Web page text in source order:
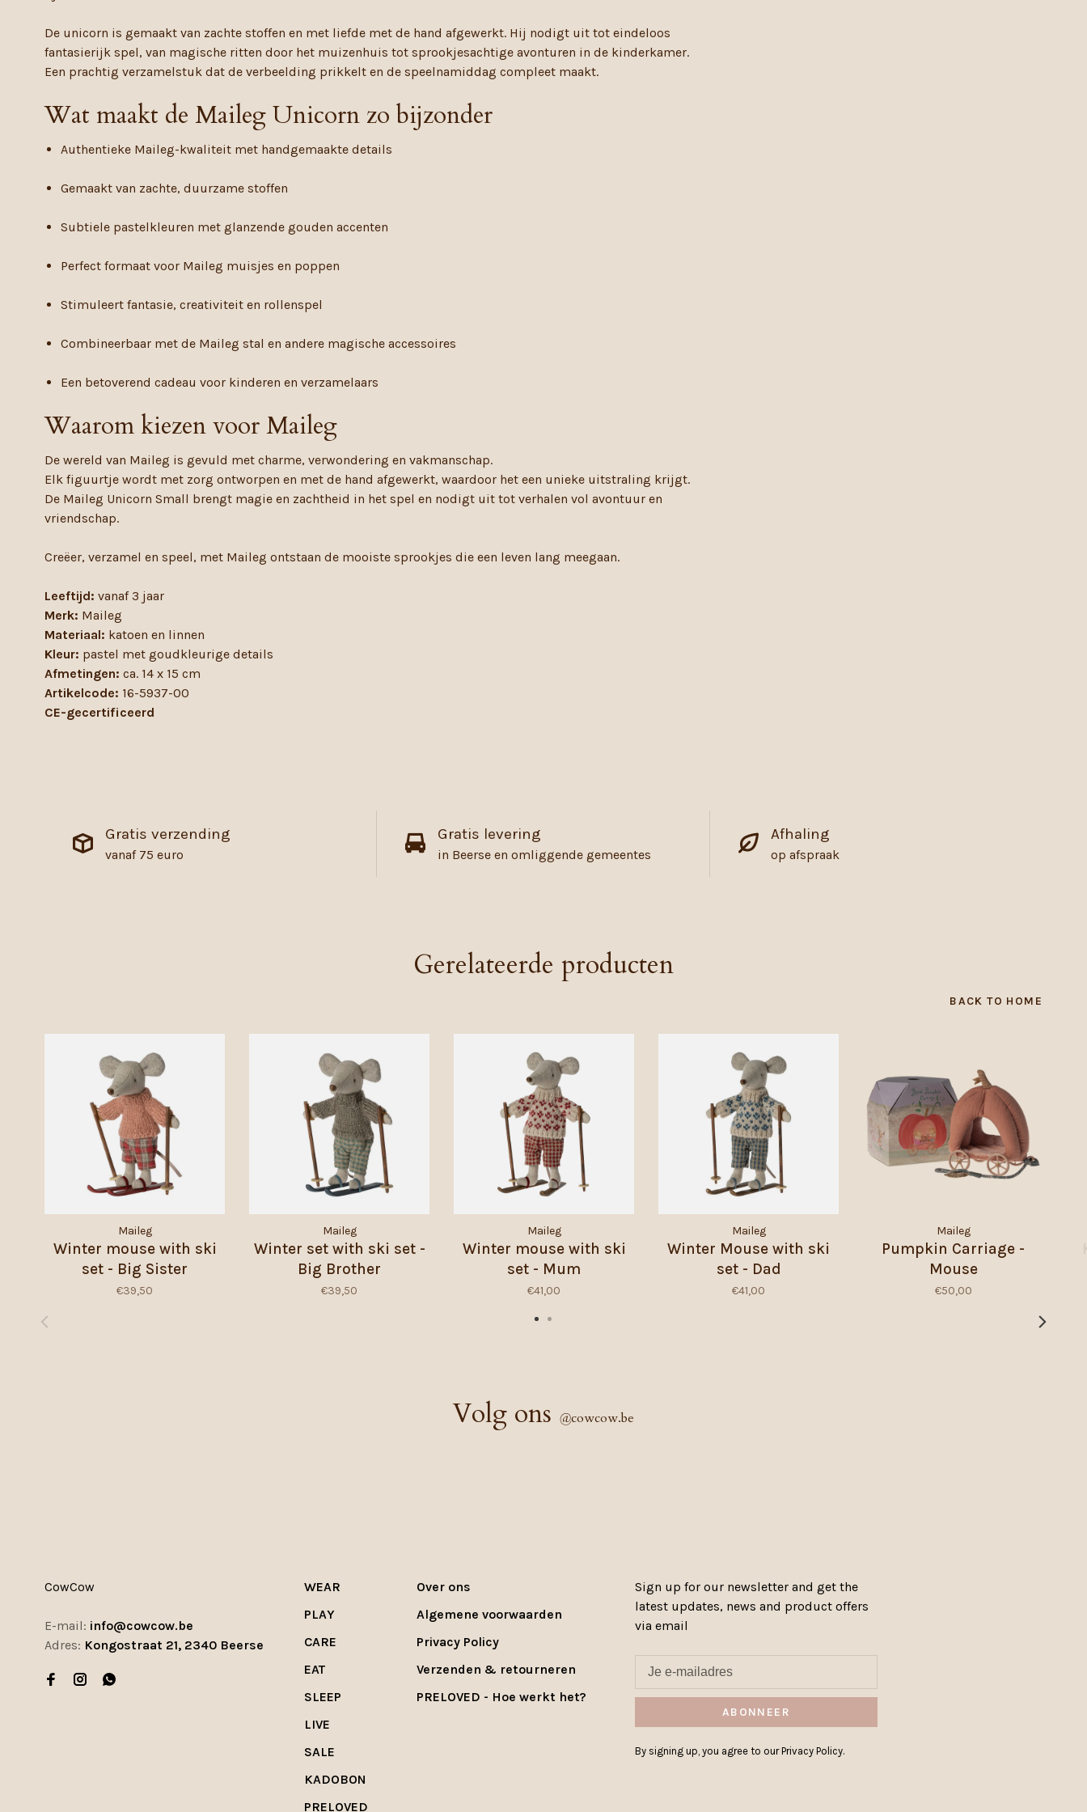
De unicorn is gemaakt van zachte stoffen en met liefde met de hand afgewerkt. Hij nodigt uit tot eindeloos
fantasierijk spel, van magische ritten door het muizenhuis tot sprookjesachtige avonturen in de kinderkamer.
Een prachtig verzamelstuk dat de verbeelding prikkelt en de speelnamiddag compleet maakt.
Wat maakt de Maileg Unicorn zo bijzonder
Authentieke Maileg-kwaliteit met handgemaakte details
Gemaakt van zachte, duurzame stoffen
Subtiele pastelkleuren met glanzende gouden accenten
Perfect formaat voor Maileg muisjes en poppen
Stimuleert fantasie, creativiteit en rollenspel
Combineerbaar met de Maileg stal en andere magische accessoires
Een betoverend cadeau voor kinderen en verzamelaars
Waarom kiezen voor Maileg
De wereld van Maileg is gevuld met charme, verwondering en vakmanschap.
Elk figuurtje wordt met zorg ontworpen en met de hand afgewerkt, waardoor het een unieke uitstraling krijgt.
De Maileg Unicorn Small brengt magie en zachtheid in het spel en nodigt uit tot verhalen vol avontuur en
vriendschap.
Creëer, verzamel en speel, met Maileg ontstaan de mooiste sprookjes die een leven lang meegaan.
Leeftijd: vanaf 3 jaar
Merk: Maileg
Materiaal: katoen en linnen
Kleur: pastel met goudkleurige details
Afmetingen: ca. 14 x 15 cm
Artikelcode: 16-5937-00
CE-gecertificeerd
Gratis verzending
vanaf 75 euro
Gratis levering
in Beerse en omliggende gemeentes
Afhaling
op afspraak
Gerelateerde producten
BACK TO HOME
Maileg
Winter mouse with ski
set - Big Sister
€39,50
Maileg
Winter set with ski set -
Big Brother
€39,50
Maileg
Winter mouse with ski
set - Mum
€41,00
Maileg
Winter Mouse with ski
set - Dad
€41,00
Maileg
Pumpkin Carriage -
Mouse
€50,00
Volg ons @cowcow.be
CowCow
E-mail: info@cowcow.be
Adres: Kongostraat 21, 2340 Beerse
WEAR
PLAY
CARE
EAT
SLEEP
LIVE
SALE
KADOBON
PRELOVED
Over ons
Algemene voorwaarden
Privacy Policy
Verzenden & retourneren
PRELOVED - Hoe werkt het?
Sign up for our newsletter and get the
latest updates, news and product offers
via email
ABONNEER
By signing up, you agree to our Privacy Policy.